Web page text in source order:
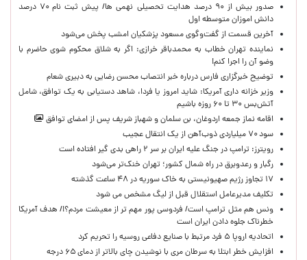
صدور بیش از ۹۰ درصد هدایت تحصیلی نهمی ها/ پیش ثبت نام ۷۰ درصد
دانش اموزان متوسطه اول
آخرین قسمت از گفت‌وگوی مسعود پزشکیان امشب پخش می‌شود
نماینده تهران خطاب به محمدباقر خرازی: اگر به شلاق محکوم شوی حاضرم با
وضو آن را اجرا کنم!
توضیح خبرگزاری فارس درباره خبر انتصاب محسن رضایی به دبیری شعام
وزیر خزانه داری آمریکا: شاید امروز یا فردا، شاهد دستیابی به یک توافق، شامل
آتش‌بس ۳۰ تا ۶۰ روزه باشیم
اقامه نماز جمعه اردوغان، بن ‌سلمان و شهباز شریف پس از امضای توافق
سود ۷۰ میلیاردی ذوب‌آهن از یک انتقال عجیب
رویترز: ترامپ در جنگ علیه ایران بر سر ۲ راهی بدی گیر افتاده است
رگبار و رعدوبرق در راه شمال کشور؛ تهران خنک‌تر می‌شود
۱۷ تجاوز رژیم صهیونیستی به خاک سوریه در ۴۸ ساعت گذشته
تکلیف مدیرعامل استقلال قبل از لیگ مشخص می شود
ونس هم مثل ترامپ است/ فردوسی پور مهم تر از معیشت مردم؟!/ هدف آمریکا
خطرناک جلوه دادن ایران است
اتحادیه اروپا ۵ فرد مرتبط با صنایع دفاعی روسیه را تحریم کرد
افزایش خطر ابتلا به سرطان مری با نوشیدن چای بالاتر از دمای ۶۵ درجه